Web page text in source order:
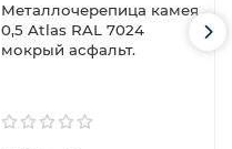
Металлочерепица камея
0,5 Atlas RAL 7024
мокрый асфальт.